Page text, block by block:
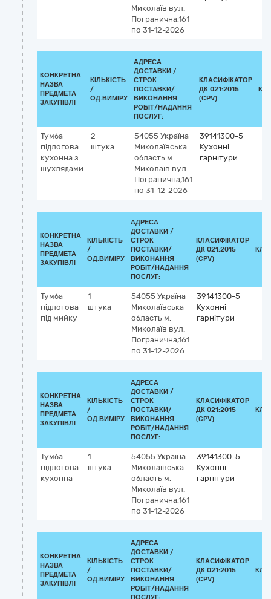
Миколаїв вул.
Погранична,161
по 31-12-2026
КОНКРЕТНА
НАЗВА
ПРЕДМЕТА
ЗАКУПІВЛІ
КІЛЬКІСТЬ
/
ОД.ВИМІРУ
АДРЕСА
ДОСТАВКИ /
СТРОК
ПОСТАВКИ/
ВИКОНАННЯ
РОБІТ/НАДАННЯ
ПОСЛУГ:
КЛАСИФІКАТОР
ДК 021:2015
(CPV)
Тумба
підлогова
кухонна з
шухлядами
2
штука
54055 Україна
Миколаївська
область м.
Миколаїв вул.
Погранична,161
по 31-12-2026
39141300-5
Кухонні
гарнітури
КОНКРЕТНА
НАЗВА
ПРЕДМЕТА
ЗАКУПІВЛІ
КІЛЬКІСТЬ
/
ОД.ВИМІРУ
АДРЕСА
ДОСТАВКИ /
СТРОК
ПОСТАВКИ/
ВИКОНАННЯ
РОБІТ/НАДАННЯ
ПОСЛУГ:
КЛАСИФІКАТОР
ДК 021:2015
(CPV)
Тумба
підлогова
під мийку
1
штука
54055 Україна
Миколаївська
область м.
Миколаїв вул.
Погранична,161
по 31-12-2026
39141300-5
Кухонні
гарнітури
КОНКРЕТНА
НАЗВА
ПРЕДМЕТА
ЗАКУПІВЛІ
КІЛЬКІСТЬ
/
ОД.ВИМІРУ
АДРЕСА
ДОСТАВКИ /
СТРОК
ПОСТАВКИ/
ВИКОНАННЯ
РОБІТ/НАДАННЯ
ПОСЛУГ:
КЛАСИФІКАТОР
ДК 021:2015
(CPV)
Тумба
підлогова
кухонна
1
штука
54055 Україна
Миколаївська
область м.
Миколаїв вул.
Погранична,161
по 31-12-2026
39141300-5
Кухонні
гарнітури
КОНКРЕТНА
НАЗВА
ПРЕДМЕТА
ЗАКУПІВЛІ
КІЛЬКІСТЬ
/
ОД.ВИМІРУ
АДРЕСА
ДОСТАВКИ /
СТРОК
ПОСТАВКИ/
ВИКОНАННЯ
РОБІТ/НАДАННЯ
КЛАСИФІКАТОР
ДК 021:2015
(CPV)